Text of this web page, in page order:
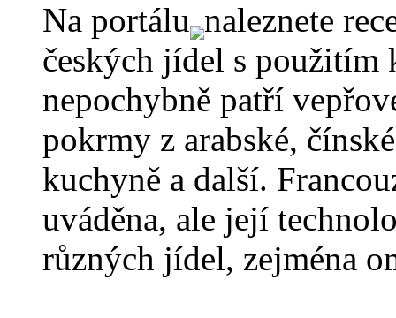
Na portálu naleznete
českých jídel s použitím
nepochybně patří
pokrmy z arabské,
kuchyně a další.
uváděna, ale její
různých jídel, zejména